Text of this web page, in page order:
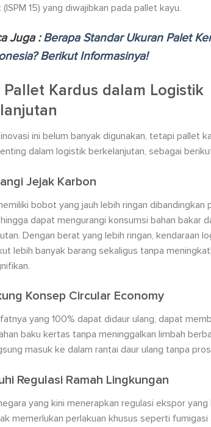
15) yang diwajibkan pada pallet kayu.
Juga :Berapa Standar Ukuran Palet
Berikut Informasinya!
Pallet Kardus dalam Logistik
ini belum banyak digunakan, tetapi pallet
dalam logistik berkelanjutan, sebagai
Jejak Karbon
bobot yang jauh lebih ringan dibandingkan
dapat mengurangi konsumsi bahan bakar
Dengan berat yang lebih ringan, kendaraan
lebih banyak barang sekaligus tanpa
Konsep Circular Economy
yang 100% dapat didaur ulang, dapat
baku kertas tanpa meninggalkan limbah
masuk ke dalam rantai daur ulang tanpa
Regulasi Ramah Lingkungan
yang kini menerapkan regulasi ekspor
memerlukan perlakuan khusus seperti